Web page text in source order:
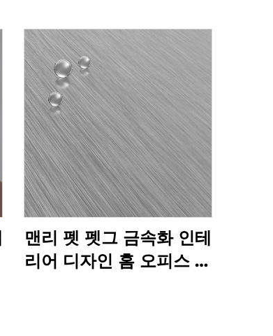
맨리 펫 펫그 금속화 인테
리어 디자인 홈 오피스 호